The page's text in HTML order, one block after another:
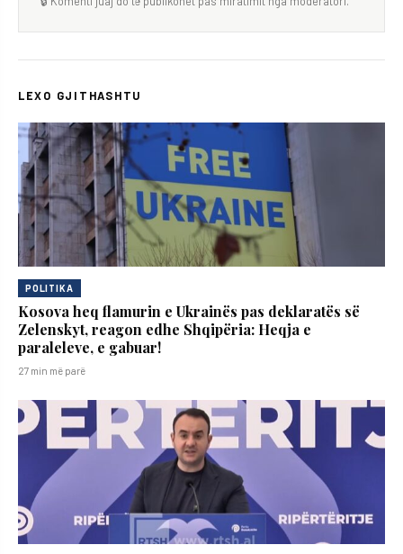
LEXO GJITHASHTU
POLITIKA
Kosova heq flamurin e Ukrainës pas deklaratës së
Zelenskyt, reagon edhe Shqipëria: Heqja e
paraleleve, e gabuar!
27 min më parë